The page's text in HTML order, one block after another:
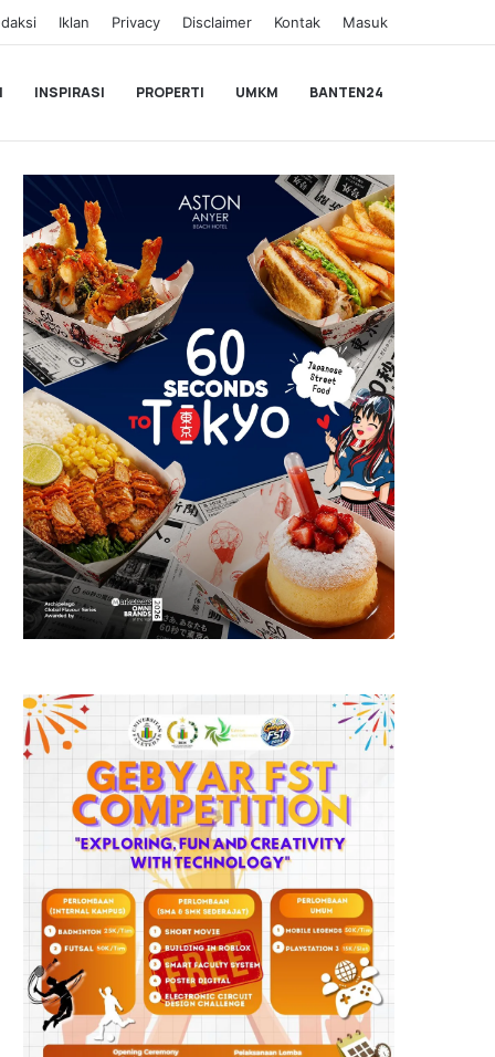
Iklan Privacy Disclaimer Kontak Masuk
INSPIRASI PROPERTI UMKM BANTEN24